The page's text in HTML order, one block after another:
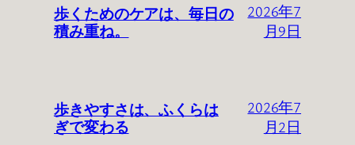
歩くためのケアは、毎日の
積み重ね。
2026年7
月9日
歩きやすさは、ふくらは
ぎで変わる
2026年7
月2日